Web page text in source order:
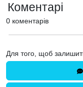
Коментарі
0 коментарів
Для того, щоб